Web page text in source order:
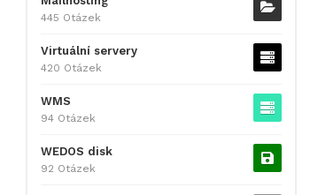
445 Otázek
Virtuální servery
420 Otázek
WMS
94 Otázek
WEDOS disk
92 Otázek